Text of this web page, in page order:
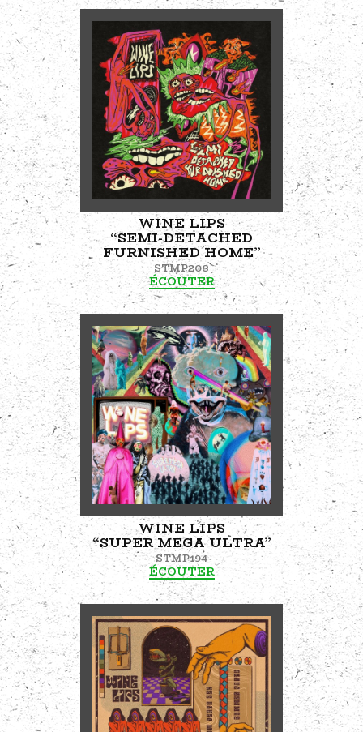
WINE LIPS
“SEMI-DETACHED
FURNISHED HOME”
STMP208
ÉCOUTER
WINE LIPS
“SUPER MEGA ULTRA”
STMP194
ÉCOUTER